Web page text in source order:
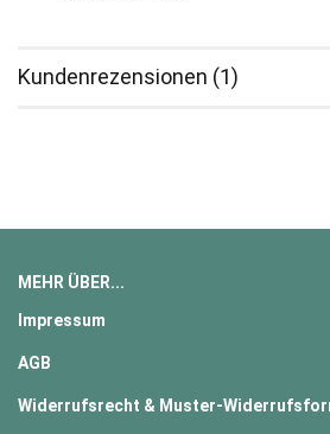
Kundenrezensionen (1)
MEHR ÜBER...
Impressum
AGB
Widerrufsrecht & Muster-